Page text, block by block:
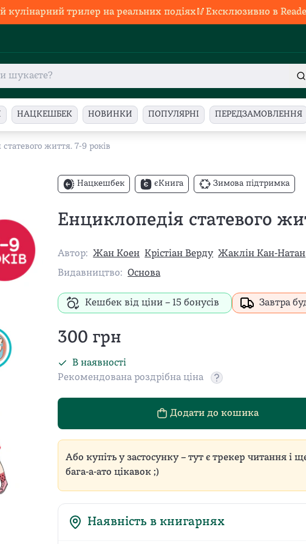
кулінарний трилер на реальних подіях🥢Ексклюзивно в
НАЦКЕШБЕК НОВИНКИ ПОПУЛЯРНІ ПЕРЕДЗАМОВЛЕННЯ
життя. 7-9 років
Нацкешбек єКнига Зимова підтримка
Енциклопедія статевого
Автор: Жан Коен Крістіан Верду Жаклін Кан-Натан
Видавництво: Основа
Кешбек від ціни – 15 бонусів Завтра
300 грн
В наявності
Рекомендована роздрібна ціна
Додати до кошика
Або купіть у застосунку – тут є трекер читання і
бага-а-ато цікавок ;)
Наявність в книгарнях